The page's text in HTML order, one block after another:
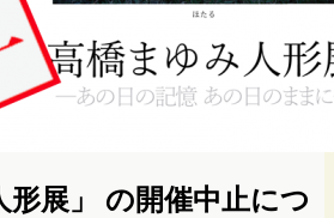
形展」 の開催中止につ